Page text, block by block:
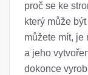
proč se ke
který může
můžete mít, je
a jeho
dokonce